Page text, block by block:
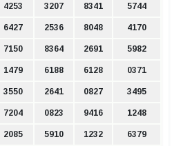
4253 3207 8341 5744
6427 2536 8048 4170
7150 8364 2691 5982
1479 6188 6128 0371
3550 2641 0827 3495
7204 0823 9416 1248
2085 5910 1232 6379